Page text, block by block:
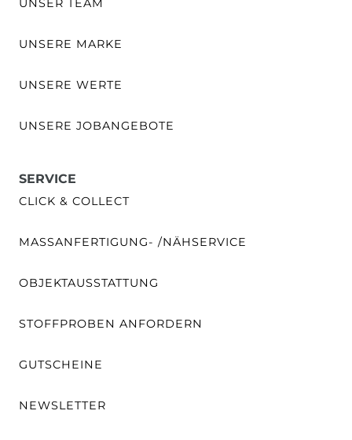
UNSER TEAM
UNSERE MARKE
UNSERE WERTE
UNSERE JOBANGEBOTE
SERVICE
CLICK & COLLECT
MASSANFERTIGUNG- /NÄHSERVICE
OBJEKTAUSSTATTUNG
STOFFPROBEN ANFORDERN
GUTSCHEINE
NEWSLETTER